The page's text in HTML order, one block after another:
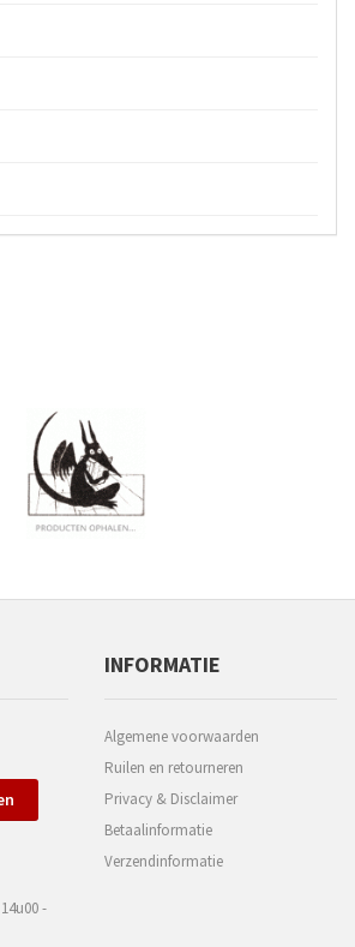
-
INFORMATIE
Algemene voorwaarden
Ruilen en retourneren
Privacy & Disclaimer
Betaalinformatie
Verzendinformatie